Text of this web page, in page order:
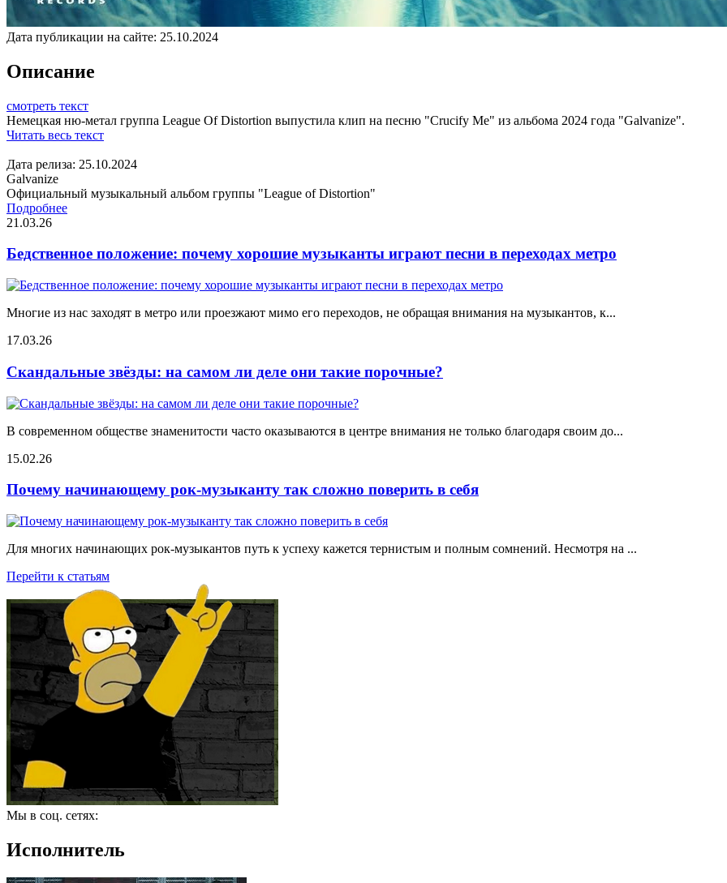
Дата публикации на сайте: 25.10.2024
Описание
смотреть текст
Немецкая ню-метал группа League Of Distortion выпустила клип на песню "Crucify Me" из альбома 2024 года "Galvanize".
Читать весь текст
Дата релиза: 25.10.2024
Galvanize
Официальный музыкальный альбом группы "League of Distortion"
Подробнее
21.03.26
Бедственное положение: почему хорошие музыканты играют песни в переходах метро
Многие из нас заходят в метро или проезжают мимо его переходов, не обращая внимания на музыкантов, к...
17.03.26
Скандальные звёзды: на самом ли деле они такие порочные?
В современном обществе знаменитости часто оказываются в центре внимания не только благодаря своим до...
15.02.26
Почему начинающему рок-музыканту так сложно поверить в себя
Для многих начинающих рок-музыкантов путь к успеху кажется тернистым и полным сомнений. Несмотря на ...
Перейти к статьям
Мы в соц. сетях:
Исполнитель